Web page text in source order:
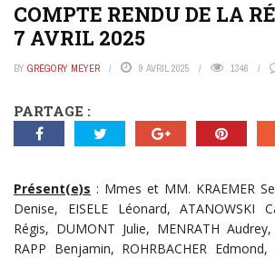
COMPTE RENDU DE LA
7 AVRIL 2025
BY GRÉGORY MEYER 9 AVRIL 2025 1346
PARTAGE :
Présent(e)s : Mmes et MM. KRAEMER
Denise, EISELE Léonard, ATANOWSKI
Régis, DUMONT Julie, MENRATH
RAPP Benjamin, ROHRBACHER Edmond,